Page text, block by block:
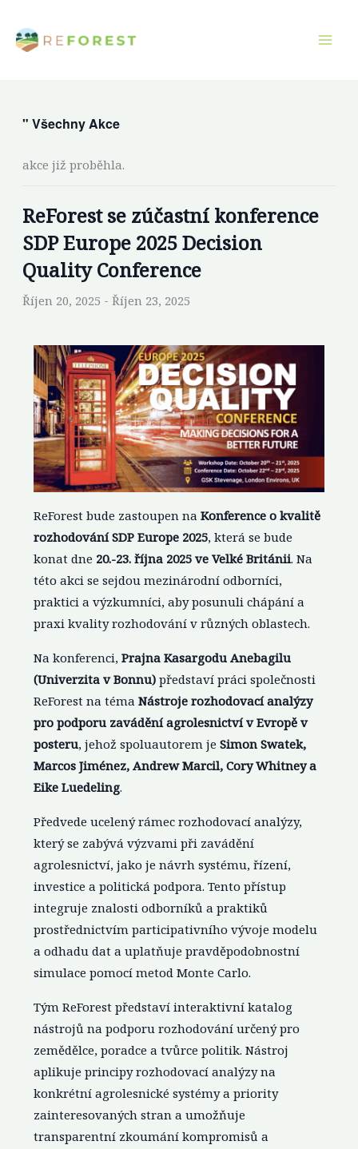
obsah
" Všechny Akce
akce již proběhla.
ReForest se zúčastní konference
SDP Europe 2025 Decision
Quality Conference
Říjen 20, 2025 - Říjen 23, 2025
ReForest bude zastoupen naKonference o kvalitě
rozhodování SDP Europe 2025, která se bude
konat dne 20.-23. října 2025 ve Velké Británii. Na
této akci se sejdou mezinárodní odborníci,
praktici a výzkumníci, aby posunuli chápání a
praxi kvality rozhodování v různých oblastech.
Na konferenci,Prajna Kasargodu Anebagilu
(Univerzita v Bonnu) představí práci společnosti
ReForest na témaNástroje rozhodovací analýzy
pro podporu zavádění agrolesnictví v Evropě v
posteru, jehož spoluautorem jeSimon Swatek,
Marcos Jiménez, Andrew Marcil, Cory Whitney a
Eike Luedeling.
Předvede ucelený rámec rozhodovací analýzy,
který se zabývá výzvami při zavádění
agrolesnictví, jako je návrh systému, řízení,
investice a politická podpora. Tento přístup
integruje znalosti odborníků a praktiků
prostřednictvím participativního vývoje modelu
a odhadu dat a uplatňuje pravděpodobnostní
simulace pomocí metod Monte Carlo.
Tým ReForest představí interaktivní katalog
nástrojů na podporu rozhodování určený pro
zemědělce, poradce a tvůrce politik. Nástroj
aplikuje principy rozhodovací analýzy na
konkrétní agrolesnické systémy a priority
zainteresovaných stran a umožňuje
transparentní zkoumání kompromisů a